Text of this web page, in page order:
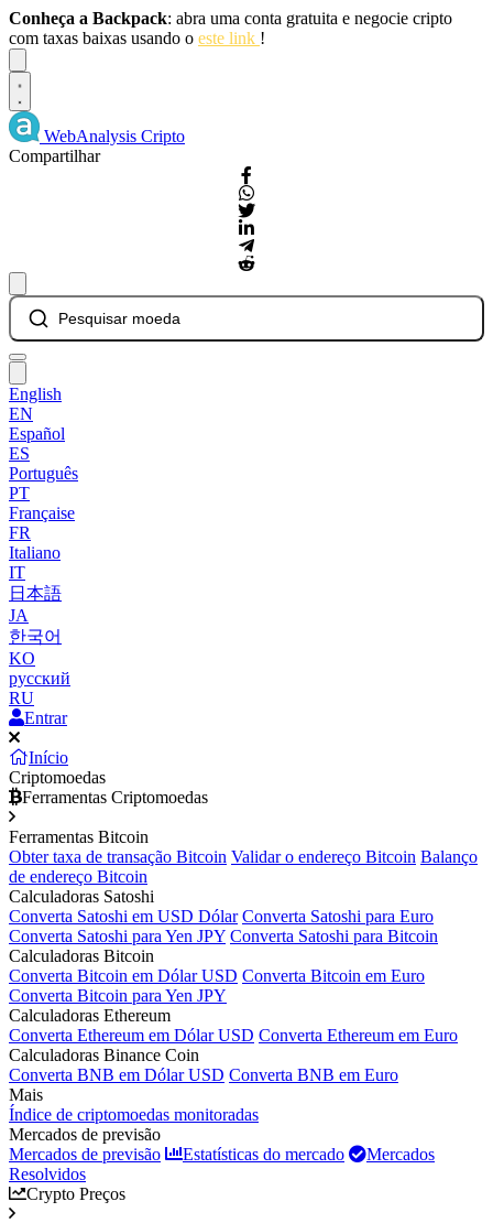
Conheça a Backpack: abra uma conta gratuita e negocie cripto
com taxas baixas usando o este link !
WebAnalysis Cripto
Compartilhar
Pesquisar moeda
English
EN
Español
ES
Português
PT
Française
FR
Italiano
IT
日本語
JA
한국어
KO
русский
RU
Entrar
Início
Criptomoedas
Ferramentas Criptomoedas
Ferramentas Bitcoin
Obter taxa de transação Bitcoin Validar o endereço Bitcoin Balanço
de endereço Bitcoin
Calculadoras Satoshi
Converta Satoshi em USD Dólar Converta Satoshi para Euro
Converta Satoshi para Yen JPY Converta Satoshi para Bitcoin
Calculadoras Bitcoin
Converta Bitcoin em Dólar USD Converta Bitcoin em Euro
Converta Bitcoin para Yen JPY
Calculadoras Ethereum
Converta Ethereum em Dólar USD Converta Ethereum em Euro
Calculadoras Binance Coin
Converta BNB em Dólar USD Converta BNB em Euro
Mais
Índice de criptomoedas monitoradas
Mercados de previsão
Mercados de previsão
Estatísticas do mercado
Mercados
Resolvidos
Crypto Preços